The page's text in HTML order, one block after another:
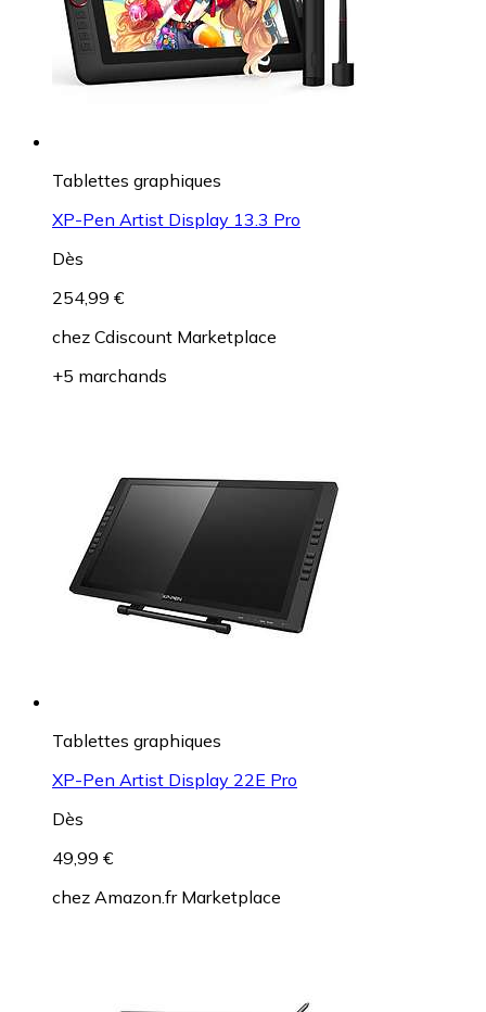
Tablettes graphiques
XP-Pen Artist Display 13.3 Pro
Dès
254,99 €
chez Cdiscount Marketplace
+5 marchands
Tablettes graphiques
XP-Pen Artist Display 22E Pro
Dès
49,99 €
chez Amazon.fr Marketplace